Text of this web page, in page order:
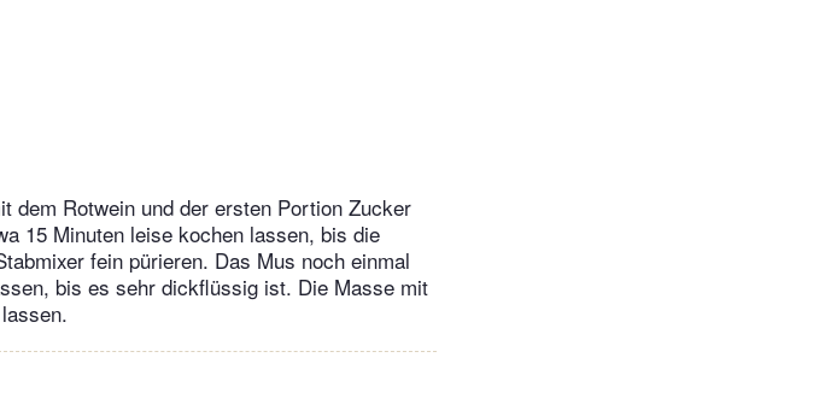
dem Rotwein und der ersten Portion Zucker
15 Minuten leise kochen lassen, bis die
fein pürieren. Das Mus noch einmal
bis es sehr dickflüssig ist. Die Masse mit